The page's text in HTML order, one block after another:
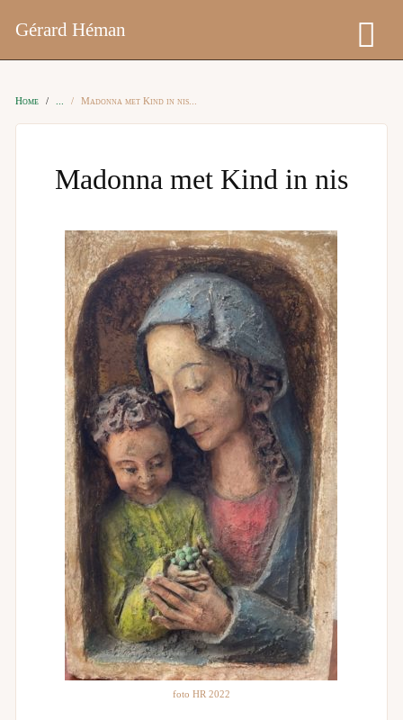
Gérard Héman
Home Madonna met Kind in nis
Madonna met Kind in nis
foto HR 2022